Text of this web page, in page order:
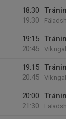
18:30
19:30
19:15
20:45
19:15
20:45
20:00
21:30